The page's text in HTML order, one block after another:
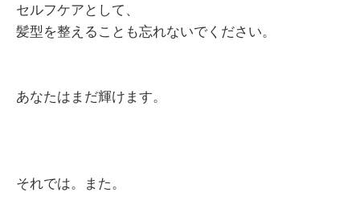
セルフケアとして、
髪型を整えることも忘れないでください。
あなたはまだ輝けます。
それでは。また。